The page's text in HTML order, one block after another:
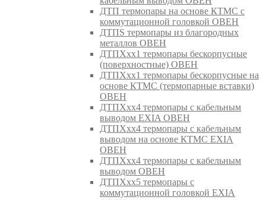
ДТП термопары на основе КТМС с
коммутационной головкой ОВЕН
ДТПS термопары из благородных
металлов ОВЕН
ДТПХхх1 термопары бескорпусные
(поверхностные) ОВЕН
ДТПХхх1 термопары бескорпусные на
основе КТМС (термопарные вставки)
ОВЕН
ДТПХхх4 термопары с кабельным
выводом EXIA ОВЕН
ДТПХхх4 термопары с кабельным
выводом на основе КТМС EXIA
ОВЕН
ДТПХхх4 термопары с кабельным
выводом ОВЕН
ДТПХхх5 термопары с
коммутационной головкой EXIA